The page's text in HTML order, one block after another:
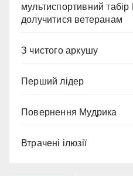
мультиспортивний
долучитися ветеранам
З чистого аркушу
Перший лідер
Повернення Мудрика
Втрачені ілюзії